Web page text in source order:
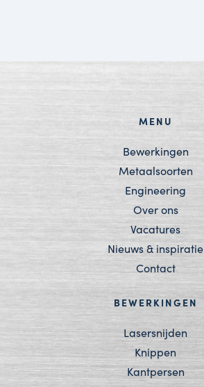
MENU
Bewerkingen
Metaalsoorten
Engineering
Over ons
Vacatures
Nieuws & inspiratie
Contact
BEWERKINGEN
Lasersnijden
Knippen
Kantpersen